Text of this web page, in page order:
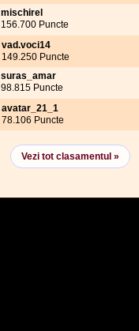
mischirel
156.700 Puncte
vad.voci14
149.250 Puncte
suras_amar
98.815 Puncte
avatar_21_1
78.106 Puncte
Vezi tot clasamentul »